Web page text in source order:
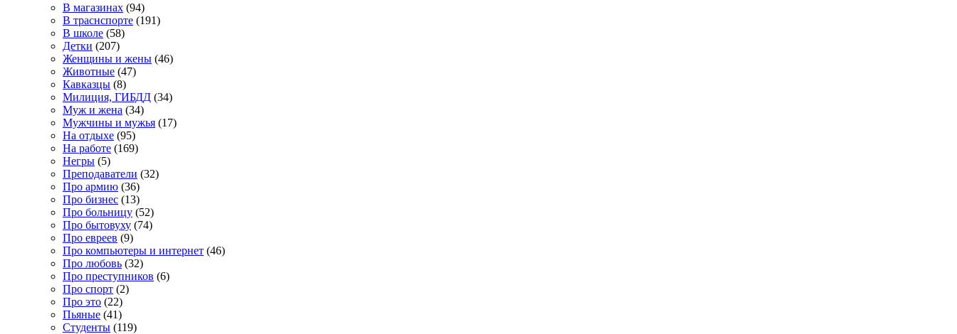
В магазинах (94)
В траснспорте (191)
В школе (58)
Детки (207)
Женщины и жены (46)
Животные (47)
Кавказцы (8)
Милиция, ГИБДД (34)
Муж и жена (34)
Мужчины и мужья (17)
На отдыхе (95)
На работе (169)
Негры (5)
Преподаватели (32)
Про армию (36)
Про бизнес (13)
Про больницу (52)
Про бытовуху (74)
Про евреев (9)
Про компьютеры и интернет (46)
Про любовь (32)
Про преступников (6)
Про спорт (2)
Про это (22)
Пьяные (41)
Студенты (119)